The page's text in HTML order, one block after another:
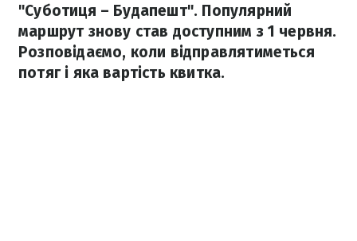
"Суботиця – Будапешт". Популярний
маршрут знову став доступним з 1 червня.
Розповідаємо, коли відправлятиметься
потяг і яка вартість квитка.